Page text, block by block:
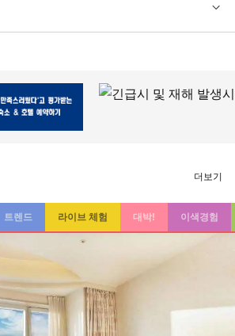
더보기
트렌드 라이브 체험 대박! 이색경험